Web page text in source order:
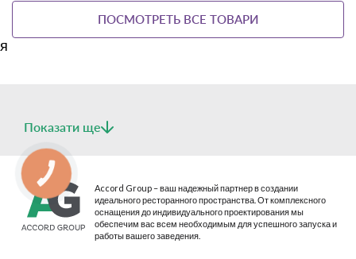
ПОСМОТРЕТЬ ВСЕ ТОВАРИ
я
Показати ще
Accord Group – ваш надежный партнер в создании
идеального ресторанного пространства. От комплексного
оснащения до индивидуального проектирования мы
обеспечим вас всем необходимым для успешного запуска и
работы вашего заведения.
КНОПКА
СВЯЗИ